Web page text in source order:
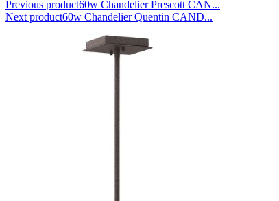
Previous product60w Chandelier Prescott CAN...
Next product60w Chandelier Quentin CAND...